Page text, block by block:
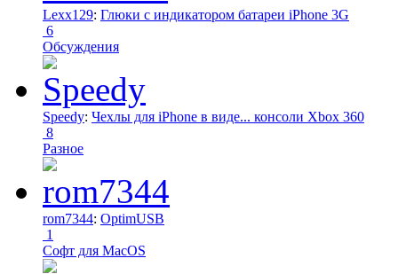
Lexx129: Глюки с индикатором батареи iPhone 3G
6
Обсуждения
Speedy: Чехлы для iPhone в виде... консоли Xbox 360
8
Разное
rom7344: OptimUSB
1
Софт для MacOS